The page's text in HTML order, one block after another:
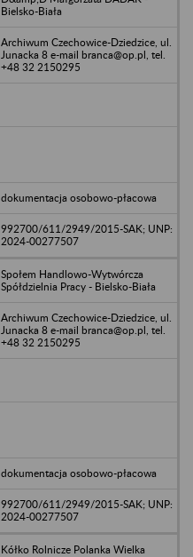
Bielsko-Biała
Archiwum Czechowice-Dziedzice, ul.
Junacka 8 e-mail branca@op.pl, tel.
+48 32 2150295
dokumentacja osobowo-płacowa
992700/611/2949/2015-SAK; UNP:
2024-00277507
Społem Handlowo-Wytwórcza
Spółdzielnia Pracy - Bielsko-Biała
Archiwum Czechowice-Dziedzice, ul.
Junacka 8 e-mail branca@op.pl, tel.
+48 32 2150295
dokumentacja osobowo-płacowa
992700/611/2949/2015-SAK; UNP:
2024-00277507
Kółko Rolnicze Polanka Wielka